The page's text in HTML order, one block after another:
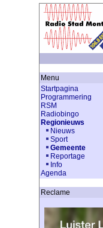
Menu
Startpagina
Programmering
RSM
Radiobingo
Regionieuws
Nieuws
Sport
Gemeente
Reportage
Info
Agenda
Reclame